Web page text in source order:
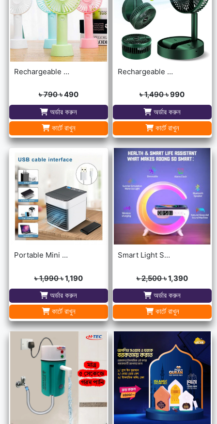
Rechargeable Ultra Lightweight Handheld 3-Speed Mini USB Fan
৳ 790৳ 490
অর্ডার করুন
কার্টে রাখুন
Rechargeable portable Telescopic Table Fan
৳ 1,490৳ 990
অর্ডার করুন
কার্টে রাখুন
Portable Mini USB Air Cooler with 7 Colors LED lights for Office/Home
৳ 1,990৳ 1,190
অর্ডার করুন
কার্টে রাখুন
Smart Light Sound Machine G Shape
৳ 2,500৳ 1,390
অর্ডার করুন
কার্টে রাখুন